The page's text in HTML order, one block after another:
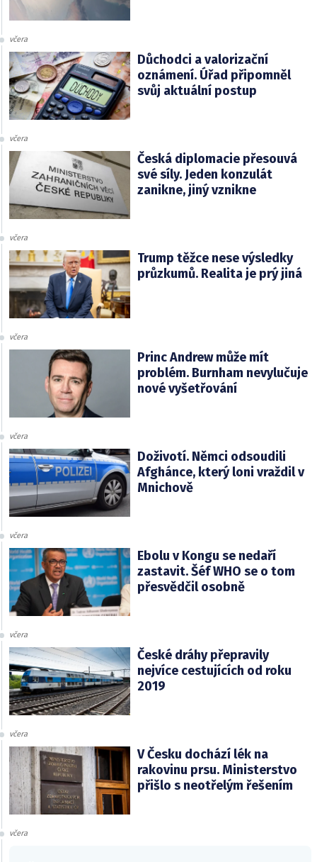
včera
Důchodci a valorizační
oznámení. Úřad připomněl
svůj aktuální postup
včera
Česká diplomacie přesouvá
své síly. Jeden konzulát
zanikne, jiný vznikne
včera
Trump těžce nese výsledky
průzkumů. Realita je prý jiná
včera
Princ Andrew může mít
problém. Burnham nevylučuje
nové vyšetřování
včera
Doživotí. Němci odsoudili
Afghánce, který loni vraždil v
Mnichově
včera
Ebolu v Kongu se nedaří
zastavit. Šéf WHO se o tom
přesvědčil osobně
včera
České dráhy přepravily
nejvíce cestujících od roku
2019
včera
V Česku dochází lék na
rakovinu prsu. Ministerstvo
přišlo s neotřelým řešením
včera